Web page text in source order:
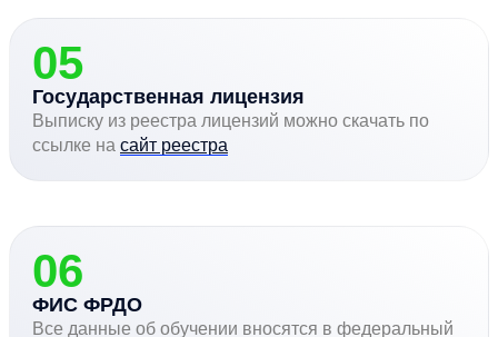
05
Государственная лицензия
Выписку из реестра лицензий можно скачать по
ссылке на сайт реестра
06
ФИС ФРДО
Все данные об обучении вносятся в федеральный